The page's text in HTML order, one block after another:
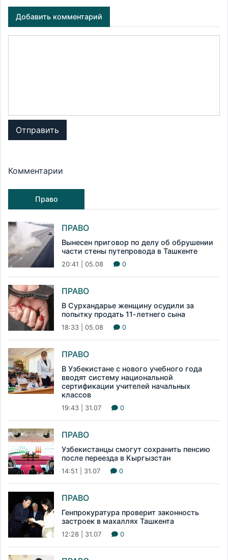
Добавить комментарий
Отправить
Комментарии
Право
ПРАВО
Вынесен приговор по делу об обрушении
части стены путепровода в Ташкенте
20:41 | 05.08 0
ПРАВО
В Сурхандарье женщину осудили за
попытку продать 11-летнего сына
18:33 | 05.08 0
ПРАВО
В Узбекистане с нового учебного года
вводят систему национальной
сертификации учителей начальных
классов
19:43 | 31.07 0
ПРАВО
Узбекистанцы смогут сохранить пенсию
после переезда в Кыргызстан
14:51 | 31.07 0
ПРАВО
Генпрокуратура проверит законность
застроек в махаллях Ташкента
12:28 | 31.07 0